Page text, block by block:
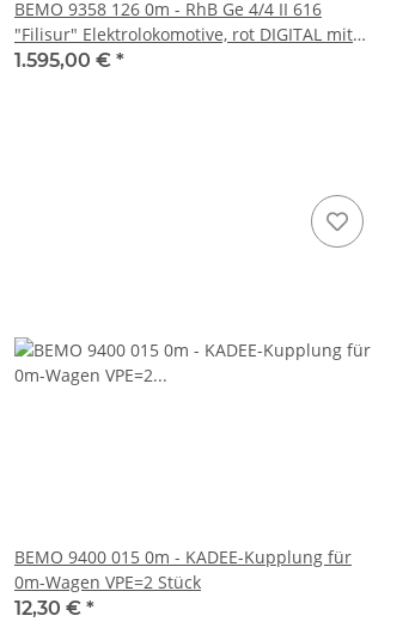
BEMO 9358 126 0m - RhB Ge 4/4 II 616
"Filisur" Elektrolokomotive, rot DIGITAL mit
SOUND - Vbs 01.05.2026
1.595,00 € *
BEMO 9400 015 0m - KADEE-Kupplung für
0m-Wagen VPE=2 Stück
12,30 € *